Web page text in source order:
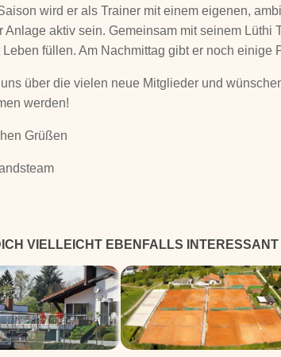
wird er als Trainer mit einem eigenen,
Anlage aktiv sein. Gemeinsam mit seinem Lüthi
füllen. Am Nachmittag gibt er noch einige
über die vielen neue Mitglieder und
werden!
Grüßen
VIELLEICHT EBENFALLS